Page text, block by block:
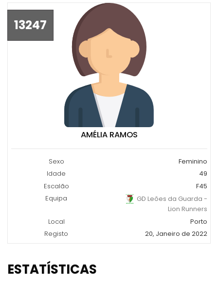
13247
AMÉLIA RAMOS
Sexo
Feminino
Idade
49
Escalão
F45
Equipa
GD Leões da Guarda -
Lion Runners
Local
Porto
Registo
20, Janeiro de 2022
ESTATÍSTICAS